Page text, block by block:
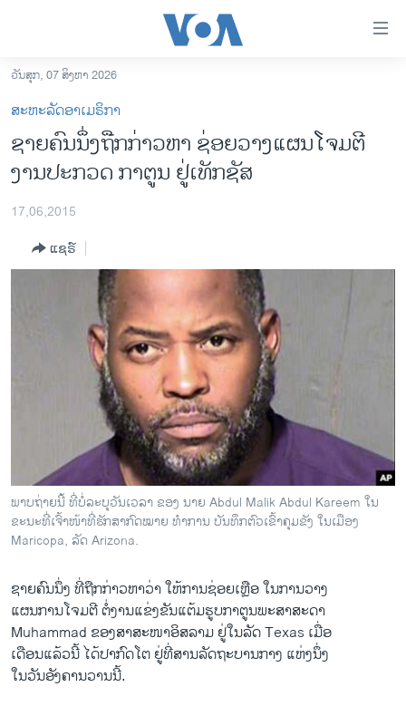
ເຂົ້າ
ຫາ
ຂ້າມ
ຂ້າມ
ໄປ
ຫາ
ອາເມຣິກາ
ການເລືອກຕັ້ງ ປະທານາທີບໍດີ ສະຫະລັດ 2024
ຂ່າວ​ຈີນ
ໂລກ
ອິດສະຫຼະພາບດ້ານການຂ່າວ
ຊີວິດຊາວລາວ
ຊຸມຊົນຊາວລາວ
ວິທະຍາສາດ-ເທັກໂນໂລຈີ
ພາສາອັງກິດ
ວີດີໂອ
ສຽງ
ລາຍການກະຈາຍສຽງ
ລາຍງານ
ຕິດຕາມພວກເຮົາ ທີ່
ພາສາຕ່າງໆ
ວັນສຸກ, 07 ສິງຫາ 2026
ສະຫະລັດອາເມຣິກາ
ຊາຍຄົນນຶ່ງຖືກກ່າວຫາ ຊ່ອຍວາງແຜນໂຈມຕີ
ງານປະກວດ ກາຕູນ ຢູ່ເທັກຊັສ
17,06,2015
ແຊຣ໌
ພາບຖ່າຍນີ້ ທີ່ບໍ່ລະບຸວັນເວລາ ຂອງ ນາຍ Abdul Malik Abdul Kareem ໃນ
ຂະນະທີ່ເຈົ້າໜ້າທີ່ຮັກສາກົດໝາຍ ທຳການ ບັນທຶກຕົວເຂົ້າຄຸມຂັງ ໃນເມືອງ
Maricopa, ລັດ Arizona.
ຊາຍ​ຄົນ​ນຶ່ງ ທີ່ຖືກ​ກ່າວ​ຫາ​ວ່າ ​ໃຫ້ການ​ຊ່ອຍ​ເຫຼືອ ໃນການວາງ​
ແຜນການ​ໂຈມ​ຕີ ຕໍ່​ງານ​ແຂ່ງຂັນແຕ້ມຮູບກາ​ຕູນ​ພະ​ສາ​ສະ​ດາ
Muhammad ຂອງ​ສາ​ສະໜາ​ອິສລາມ ຢູ່​ໃນ​ລັດ Texas ​ເມື່ອ
​ເດືອນ​ແລ້ວ​ນີ້ ​ໄດ້​ປາກົດ​ໂຕ ຢູ່​ທີ່​ສານ​ລັດຖະບານ​ກາງ ​ແຫ່ງນຶ່ງ​
ໃນ​ວັນ​ອັງຄານ​ວານ​ນີ້.